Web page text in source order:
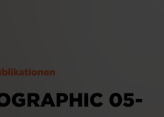
05-